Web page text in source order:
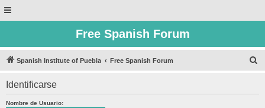
Free Spanish Forum
Spanish Institute of Puebla Free Spanish Forum
Identificarse
Nombre de Usuario: